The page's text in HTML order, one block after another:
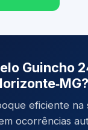
Guincho
eficiente na
ocorrências